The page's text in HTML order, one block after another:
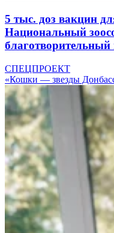
5 тыс. доз вакцин
Национальный
благотворительный
СПЕЦПРОЕКТ
«Кошки — звезды